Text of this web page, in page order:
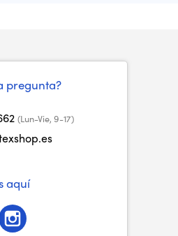
pregunta?
(Lun-Vie, 9-17)
aquí